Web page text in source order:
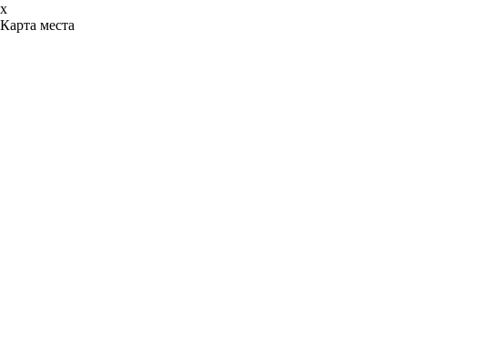
x
Карта места